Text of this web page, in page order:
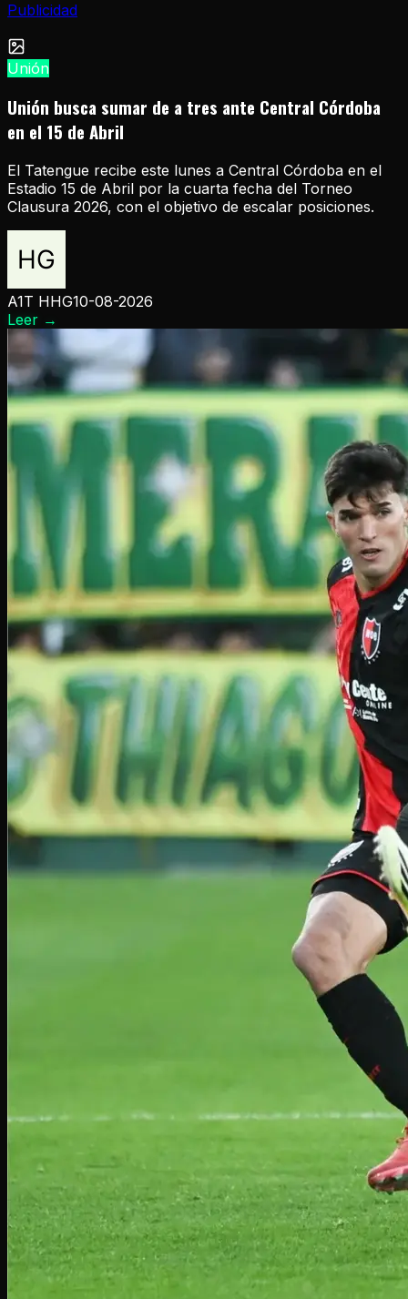
Publicidad
Unión
Unión busca sumar de a tres ante Central Córdoba
en el 15 de Abril
El Tatengue recibe este lunes a Central Córdoba en el
Estadio 15 de Abril por la cuarta fecha del Torneo
Clausura 2026, con el objetivo de escalar posiciones.
A1T HHG10-08-2026
Leer →